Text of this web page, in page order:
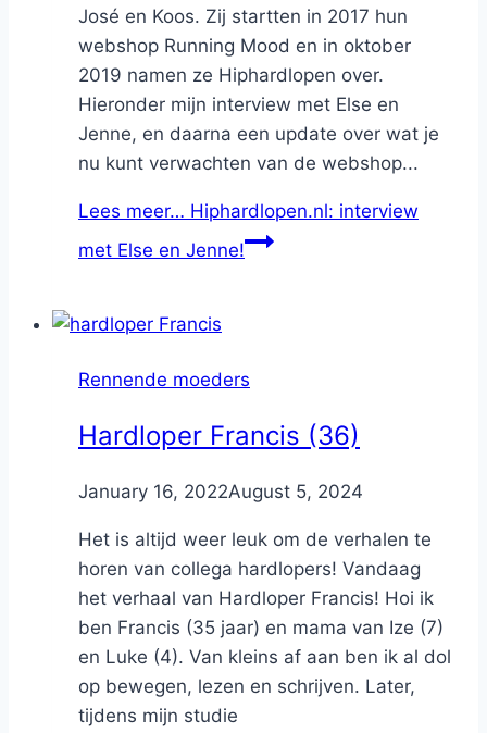
José en Koos. Zij startten in 2017 hun
webshop Running Mood en in oktober
2019 namen ze Hiphardlopen over.
Hieronder mijn interview met Else en
Jenne, en daarna een update over wat je
nu kunt verwachten van de webshop...
Lees meer… Hiphardlopen.nl: interview
met Else en Jenne!
Rennende moeders
Hardloper Francis (36)
ByNicole
January 16, 2022August 5, 2024
Het is altijd weer leuk om de verhalen te
horen van collega hardlopers! Vandaag
het verhaal van Hardloper Francis! Hoi ik
ben Francis (35 jaar) en mama van Ize (7)
en Luke (4). Van kleins af aan ben ik al dol
op bewegen, lezen en schrijven. Later,
tijdens mijn studie